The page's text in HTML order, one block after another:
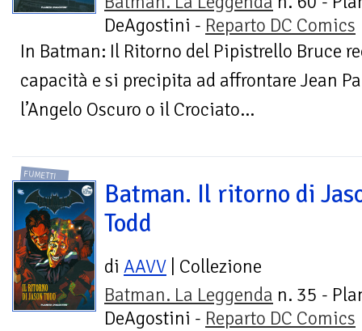
DeAgostini - Reparto DC Comics
In Batman: Il Ritorno del Pipistrello Bruce
capacità e si precipita ad affrontare Jean
l’Angelo Oscuro o il Crociato...
FUMETTI
Batman. Il ritorno di
Todd
di AAVV | Collezione
Batman. La Leggenda n. 35 -
DeAgostini - Reparto DC Comics